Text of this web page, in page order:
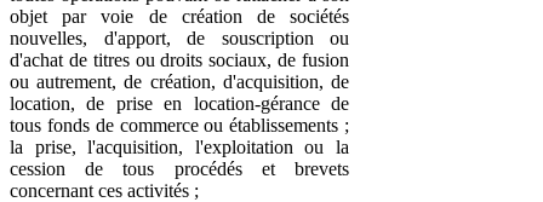
objet par voie de création de sociétés
nouvelles, d'apport, de souscription ou
d'achat de titres ou droits sociaux, de fusion
ou autrement, de création, d'acquisition, de
location, de prise en location-gérance de
tous fonds de commerce ou établissements ;
la prise, l'acquisition, l'exploitation ou la
cession de tous procédés et brevets
concernant ces activités ;